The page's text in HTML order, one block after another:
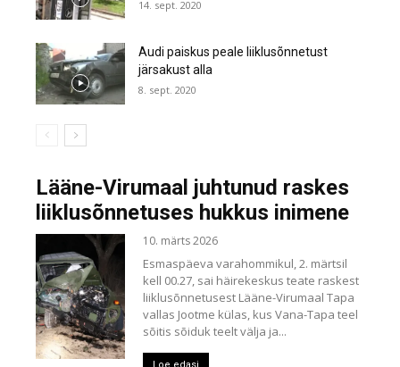
14. sept. 2020
Audi paiskus peale liiklusõnnetust
järsakust alla
8. sept. 2020
Lääne-Virumaal juhtunud raskes
liiklusõnnetuses hukkus inimene
10. märts 2026
Esmaspäeva varahommikul, 2. märtsil
kell 00.27, sai häirekeskus teate raskest
liiklusõnnetusest Lääne-Virumaal Tapa
vallas Jootme külas, kus Vana-Tapa teel
sõitis sõiduk teelt välja ja...
Loe edasi